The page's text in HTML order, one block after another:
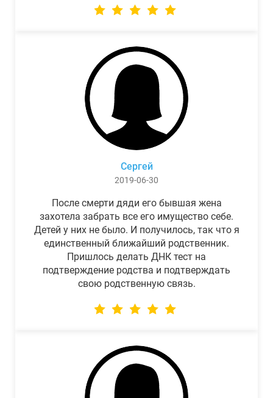
Сергей
2019-06-30
После смерти дяди его бывшая жена
захотела забрать все его имущество себе.
Детей у них не было. И получилось, так что я
единственный ближайший родственник.
Пришлось делать ДНК тест на
подтверждение родства и подтверждать
свою родственную связь.